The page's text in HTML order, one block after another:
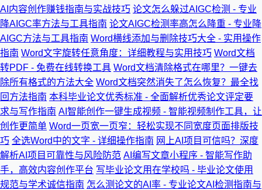
AI内容创作赚钱指南与实战技巧 论文怎么躲过AIGC检测 - 专业
降AIGC率方法与工具指南 论文AIGC检测率高怎么降重 - 专业降
AIGC方法与工具指南 Word横线添加与删除技巧大全 - 实用操作
指南 Word文字旋转任意角度：详细教程与实用技巧 Word文档
转PDF - 免费在线转换工具 Word文档清除格式在哪里？一键去
除所有格式的方法大全 Word文档突然消失了怎么恢复？最全找
回方法指南 本科毕业论文优秀标准 - 全面解析优秀论文评定要
求与写作指南 AI智能创作一键生成视频 - 智能视频制作工具，让
创作更简单 Word一页宽一页窄：轻松实现不同宽度页面排版技
巧 全选Word中的文字 - 详细操作指南 网上AI项目可信吗？深度
解析AI项目可靠性与风险防范 AI编写文章小程序 - 智能写作助
手，高效内容创作平台 写毕业论文用在学校吗 - 毕业论文使用
规范与学术诚信指南 怎么测论文的AI率 - 专业论文AI检测指南与